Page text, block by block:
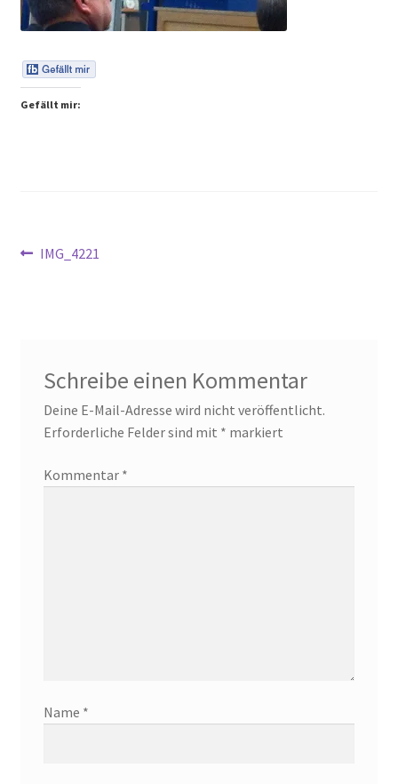
Peps Gedanken
Talks & Tratsch
Gefällt mir:
Beitragsnavigation
Vorheriger
IMG_4221
Schreibe einen Kommentar
Deine E-Mail-Adresse wird nicht veröffentlicht.
Erforderliche Felder sind mit * markiert
Kommentar *
Name *